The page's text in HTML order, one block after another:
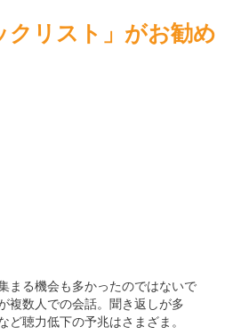
クリスト」がお勧め
まる機会も多かったのではないで
複数人での会話。聞き返しが多
ど聴力低下の予兆はさまざま。